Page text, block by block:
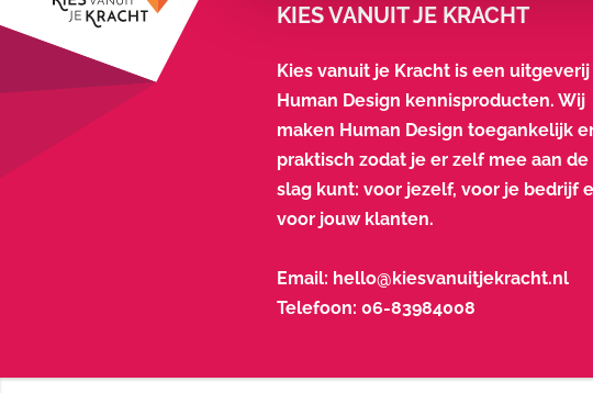
KIES VANUIT JE KRACHT
Kies vanuit je Kracht is een uitgeverij
Human Design kennisproducten. Wij
maken Human Design toegankelijk
praktisch zodat je er zelf mee aan de
slag kunt: voor jezelf, voor je bedrijf
voor jouw klanten.
Email: hello@kiesvanuitjekracht.nl
Telefoon: 06-83984008